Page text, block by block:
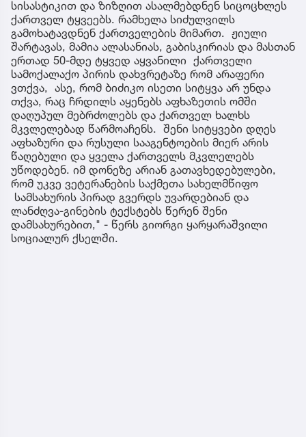
სისასტიკით და ზიზღით ასალმებდნენ სიცოცხლეს
ქართველ ტყვეებს. რამხელა სიძულვილს
გამოხატავდნენ ქართველების მიმართ. ჟიული
შარტავას, მამია ალასანიას, გაბისკირიას და მასთან
ერთად 50-მდე ტყვედ აყვანილი ქართველი
სამოქალაქო პირის დახვრეტაზე რომ არაფერი
ვთქვა, ასე, რომ ბიძიკო ისეთი სიტყვა არ უნდა
თქვა, რაც ჩრდილს აყენებს აფხაზეთის ომში
დაღუპულ მებრძოლებს და ქართველ ხალხს
მკვლელებად წარმოაჩენს. შენი სიტყვები დღეს
აფხაზური და რუსული სააგენტოების მიერ არის
წაღებული და ყველა ქართველს მკვლელებს
უწოდებენ. იმ დონეზე არიან გათავხედებულები,
რომ უკვე ვეტერანების საქმეთა სახელმწიფო
სამსახურის პირად გვერდს უვარდებიან და
ლანძღვა-გინების ტექსტებს წერენ შენი
დამსახურებით," - წერს გიორგი ყარყარაშვილი
სოციალურ ქსელში.